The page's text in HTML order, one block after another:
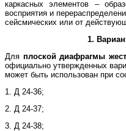
каркасных элементов –
восприятия и
сейсмических или от
1.
Для плоской диафрагмы
официально утвержденных
может быть использован при
1. Д 24-36;
2. Д 24-37;
3. Д 24-38;